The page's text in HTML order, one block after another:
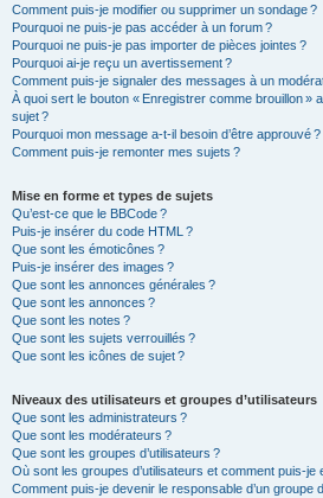
Comment puis-je modifier ou supprimer un sondage ?
Pourquoi ne puis-je pas accéder à un forum ?
Pourquoi ne puis-je pas importer de pièces jointes ?
Pourquoi ai-je reçu un avertissement ?
Comment puis-je signaler des messages à un
À quoi sert le bouton « Enregistrer comme brouillon »
sujet ?
Pourquoi mon message a-t-il besoin d’être approuvé ?
Comment puis-je remonter mes sujets ?
Mise en forme et types de sujets
Qu’est-ce que le BBCode ?
Puis-je insérer du code HTML ?
Que sont les émoticônes ?
Puis-je insérer des images ?
Que sont les annonces générales ?
Que sont les annonces ?
Que sont les notes ?
Que sont les sujets verrouillés ?
Que sont les icônes de sujet ?
Niveaux des utilisateurs et groupes d’utilisateurs
Que sont les administrateurs ?
Que sont les modérateurs ?
Que sont les groupes d’utilisateurs ?
Où sont les groupes d’utilisateurs et comment puis-je
Comment puis-je devenir le responsable d’un groupe